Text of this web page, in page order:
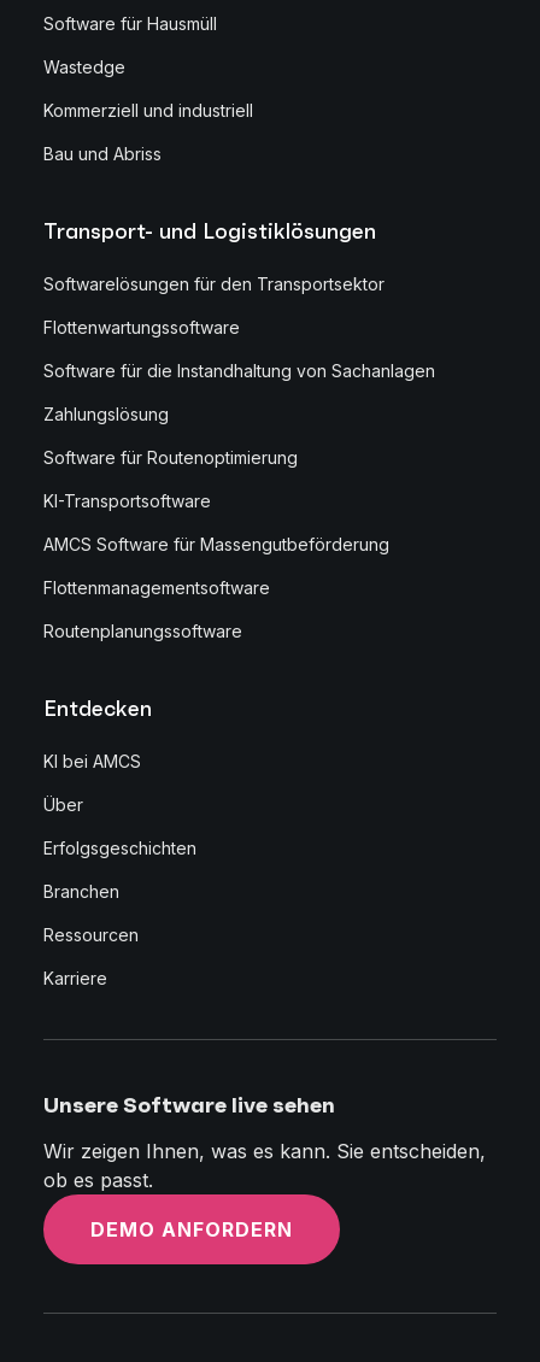
Software für Hausmüll
Wastedge
Kommerziell und industriell
Bau und Abriss
Transport- und Logistiklösungen
Softwarelösungen für den Transportsektor
Flottenwartungssoftware
Software für die Instandhaltung von Sachanlagen
Zahlungslösung
Software für Routenoptimierung
KI-Transportsoftware
AMCS Software für Massengutbeförderung
Flottenmanagementsoftware
Routenplanungssoftware
Entdecken
KI bei AMCS
Über
Erfolgsgeschichten
Branchen
Ressourcen
Karriere
Unsere Software live sehen
Wir zeigen Ihnen, was es kann. Sie entscheiden,
ob es passt.
DEMO ANFORDERN